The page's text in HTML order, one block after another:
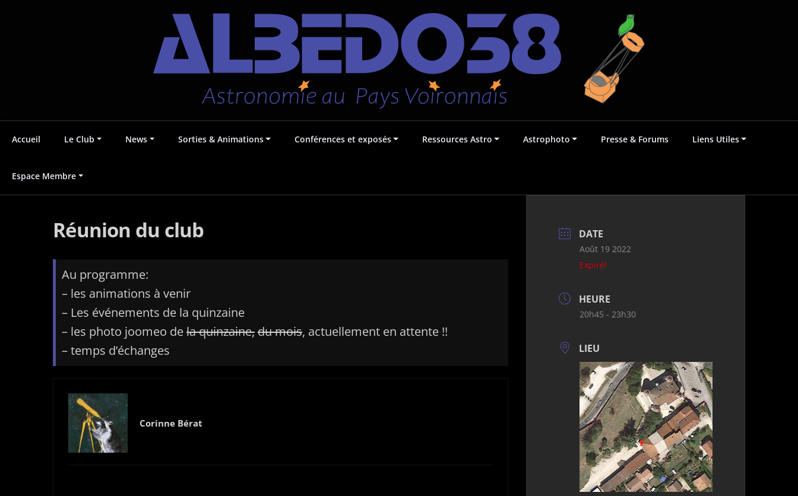
Albédo38
Accueil Le Club News Sorties & Animations Conférences et exposés Ressources Astro Astrophoto Presse & Forums Liens Utiles
Espace Membre
Réunion du club
Au programme:
– les animations à venir
– Les événements de la quinzaine
– les photo joomeo dela quinzaine,du mois, actuellement en attente !!
– temps d’échanges
Corinne Bérat
DATE
Août 19 2022
Expiré!
HEURE
20h45 - 23h30
LIEU